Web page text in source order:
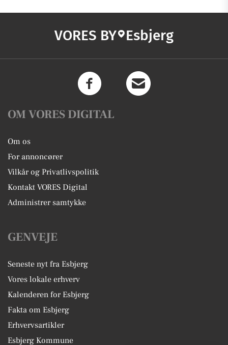
VORES BY Esbjerg
OM VORES DIGITAL
Om os
For annoncører
Vilkår og Privatlivspolitik
Kontakt VORES Digital
Administrer samtykke
GENVEJE
Seneste nyt fra Esbjerg
Vores lokale erhverv
Kalenderen for Esbjerg
Fakta om Esbjerg
Erhvervsartikler
Esbjerg Kommune